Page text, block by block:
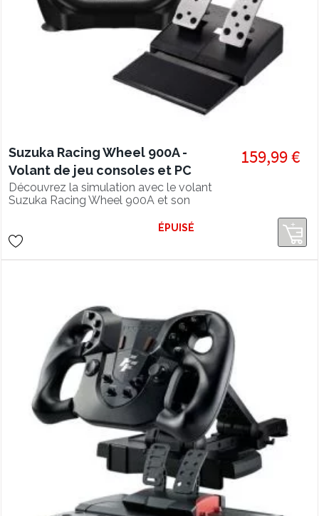
Suzuka Racing Wheel 900A -
Volant de jeu consoles et PC
Découvrez la simulation avec le volant
Suzuka Racing Wheel 900A et son
159,99 €
ÉPUISÉ